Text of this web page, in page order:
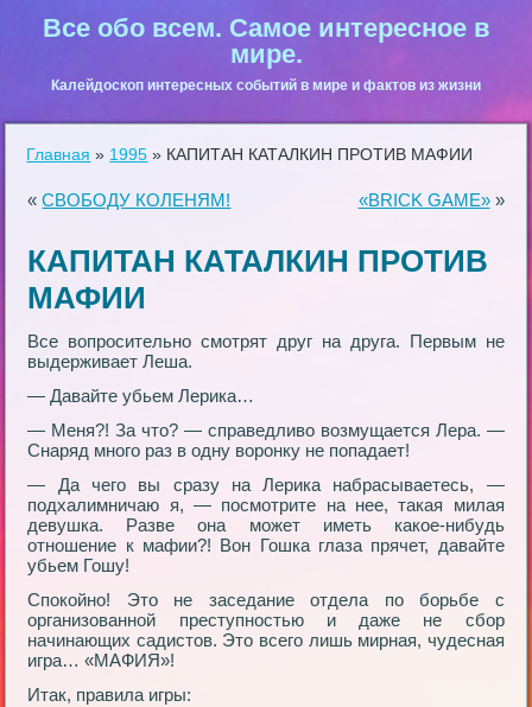
Все обо всем. Самое интересное в
мире.
Калейдоскоп интересных событий в мире и фактов из жизни
Главная » 1995 » КАПИТАН КАТАЛКИН ПРОТИВ МАФИИ
«СВОБОДУ КОЛЕНЯМ! «BRICK GAME»»
КАПИТАН КАТАЛКИН ПРОТИВ
МАФИИ
Все вопросительно смотрят друг на друга. Первым не
выдерживает Леша.
— Давайте убьем Лерика…
— Меня?! За что? — справедливо возмущается Лера. —
Снаряд много раз в одну воронку не попадает!
— Да чего вы сразу на Лерика набрасываетесь, —
подхалимничаю я, — посмотрите на нее, такая милая
девушка. Разве она может иметь какое-нибудь
отношение к мафии?! Вон Гошка глаза прячет, давайте
убьем Гошу!
Спокойно! Это не заседание отдела по борьбе с
организованной преступностью и даже не сбор
начинающих садистов. Это всего лишь мирная, чудесная
игра… «МАФИЯ»!
Итак, правила игры: